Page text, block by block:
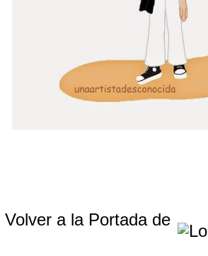
Volver a la Portada de